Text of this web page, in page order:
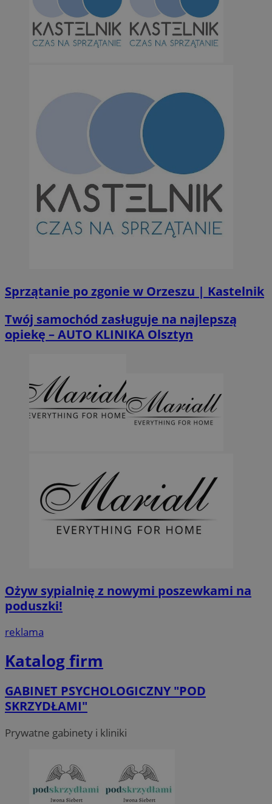
Sprzątanie po zgonie w Orzeszu | Kastelnik
Twój samochód zasługuje na najlepszą
opiekę – AUTO KLINIKA Olsztyn
Ożyw sypialnię z nowymi poszewkami na
poduszki!
reklama
Katalog firm
GABINET PSYCHOLOGICZNY "POD
SKRZYDŁAMI"
Prywatne gabinety i kliniki